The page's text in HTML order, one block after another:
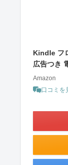
Kindle フ
広告つき
Amazon
口コミを